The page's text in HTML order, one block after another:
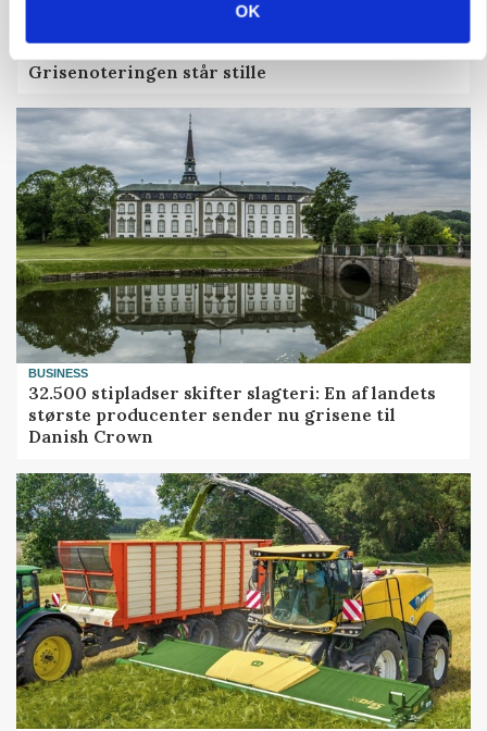
OK
Grisenoteringen står stille
BUSINESS
32.500 stipladser skifter slagteri: En af landets
største producenter sender nu grisene til
Danish Crown